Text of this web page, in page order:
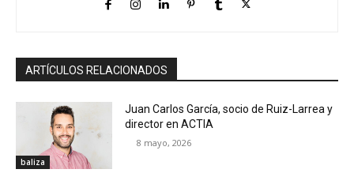
ARTÍCULOS RELACIONADOS
baliza
Juan Carlos García, socio de Ruiz-Larrea y
director en ACTIA
8 mayo, 2026